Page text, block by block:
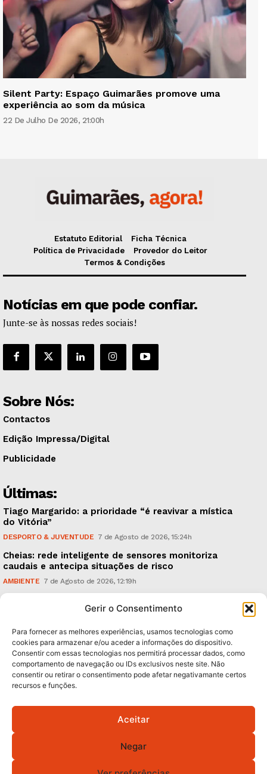
Gerir o Consentimento
Para fornecer as melhores experiências, usamos tecnologias como
cookies para armazenar e/ou aceder a informações do dispositivo.
Consentir com essas tecnologias nos permitirá processar dados, como
comportamento de navegação ou IDs exclusivos neste site. Não
consentir ou retirar o consentimento pode afetar negativamante certos
recursos e funções.
Aceitar
Negar
Silent Party: Espaço Guimarães promove uma
experiência ao som da música
22 De Julho De 2026, 21:00h
Estatuto Editorial
Ficha Técnica
Política de Privacidade
Provedor do Leitor
Termos & Condições
Notícias em que pode confiar.
Junte-se às nossas redes sociais!
Sobre Nós:
Contactos
Edição Impressa/Digital
Publicidade
Últimas:
Tiago Margarido: a prioridade “é reavivar a mística
do Vitória”
DESPORTO & JUVENTUDE 7 de Agosto de 2026, 15:24h
Cheias: rede inteligente de sensores monitoriza
caudais e antecipa situações de risco
AMBIENTE 7 de Agosto de 2026, 12:19h
Subscreva Newsletter:
QUERO ADERIR
Política de Privacidade